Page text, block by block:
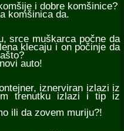
i dobre komšinice?
komšinica da.
srce muškarca počne da
klecaju i on počinje da
auto!
iznerviran izlazi iz
trenutku izlazi i tip iz
ili da zovem muriju?!